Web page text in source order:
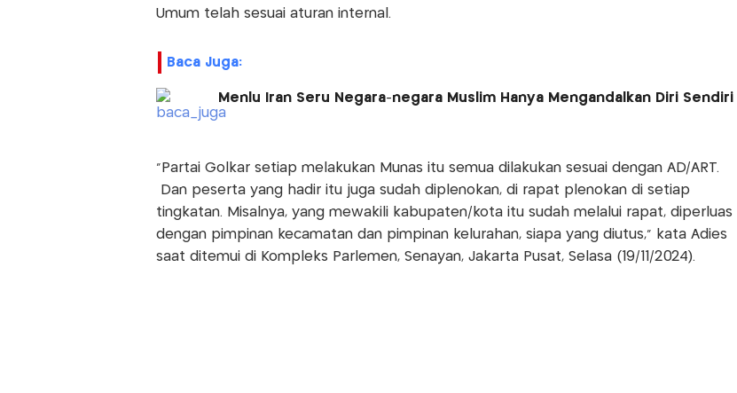
Umum telah sesuai aturan internal.
Baca Juga:
Menlu Iran Seru Negara-negara Muslim Hanya Mengandalkan Diri Sendiri
"Partai Golkar setiap melakukan Munas itu semua dilakukan sesuai dengan AD/ART.
Dan peserta yang hadir itu juga sudah diplenokan, di rapat plenokan di setiap
tingkatan. Misalnya, yang mewakili kabupaten/kota itu sudah melalui rapat, diperluas
dengan pimpinan kecamatan dan pimpinan kelurahan, siapa yang diutus," kata Adies
saat ditemui di Kompleks Parlemen, Senayan, Jakarta Pusat, Selasa (19/11/2024).